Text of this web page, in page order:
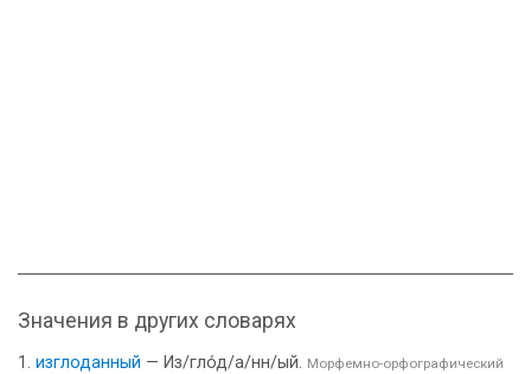
Значения в других словарях
изглоданный — Из/гло́д/а/нн/ый. Морфемно-орфографический